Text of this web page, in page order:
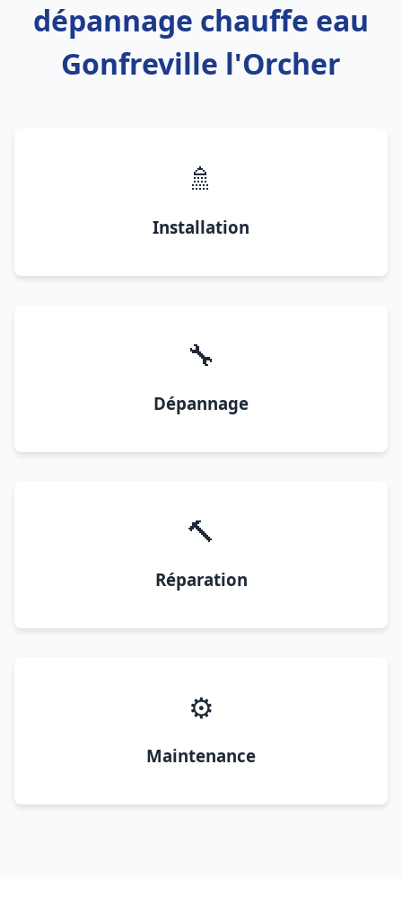
dépannage chauffe eau
Gonfreville l'Orcher
🚿
Installation
🔧
Dépannage
🔨
Réparation
⚙️
Maintenance